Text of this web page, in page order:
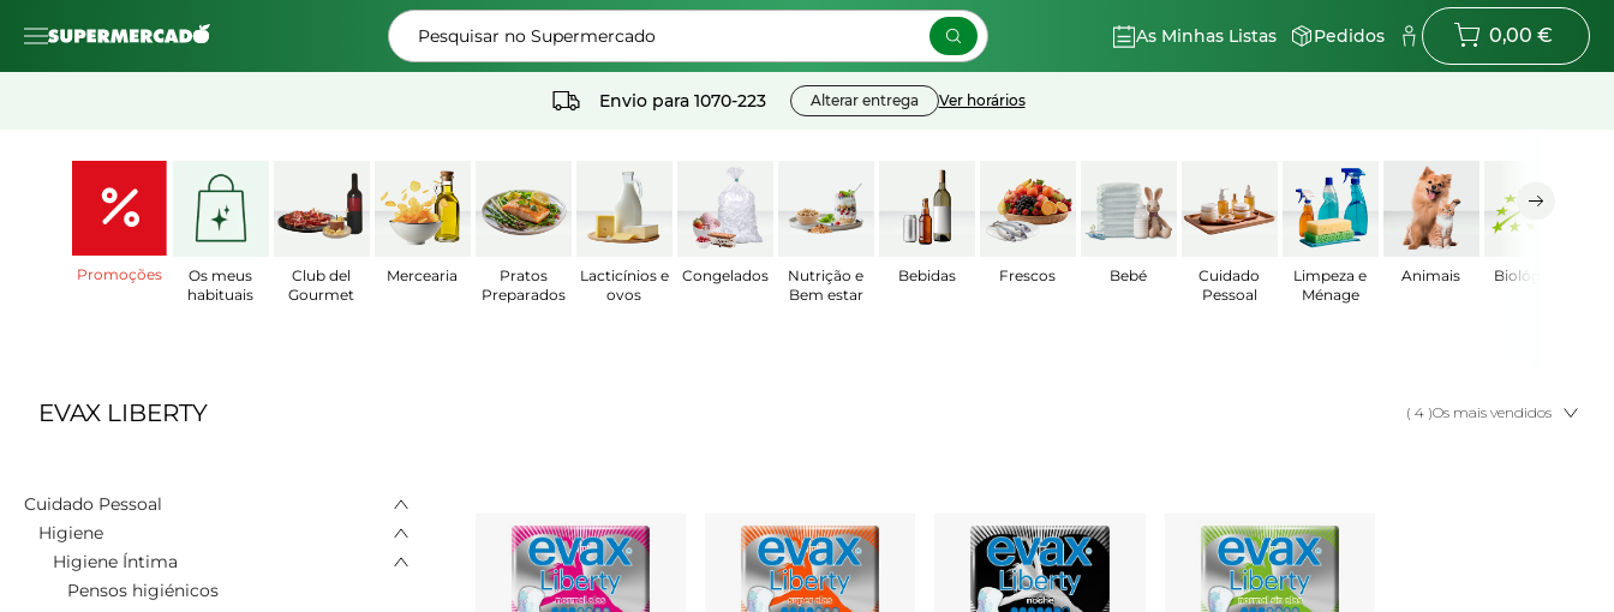
Pesquisar no Supermercado As Minhas Listas Pedidos 0,00 €
Envio para 1070-223 Alterar entrega Ver horários
Promoções
Os meus
habituais
Club del
Gourmet
Mercearia
Pratos
Preparados
Lacticínios e
ovos
Congelados
Nutrição e
Bem estar
Bebidas Frescos Bebé
Cuidado
Pessoal
Limpeza e
Ménage
Animais Biológicos
EVAX LIBERTY ( 4 )Os mais vendidos
Cuidado Pessoal
Higiene
Higiene Íntima
Pensos higiénicos